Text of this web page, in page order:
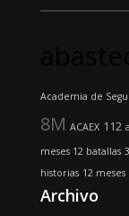
Academia de
8M ACAEX 112
meses 12 batallas
historias 12
Archivo